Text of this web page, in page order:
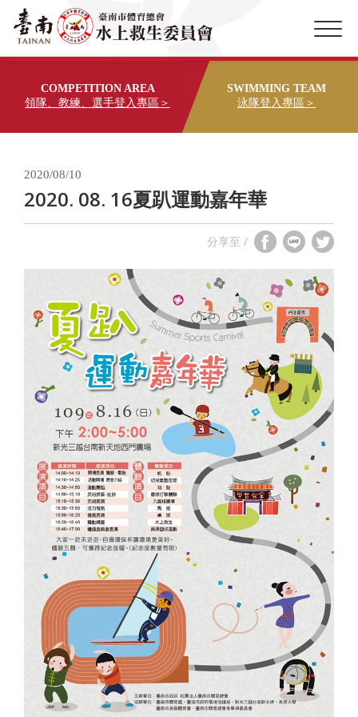
COMPETITION AREA
領隊、教練、選手登入專區＞
SWIMMING TEAM
泳隊登入專區＞
2020/08/10
2020. 08. 16夏趴運動嘉年華
twit
LIN
E
face
boo
分享至 /